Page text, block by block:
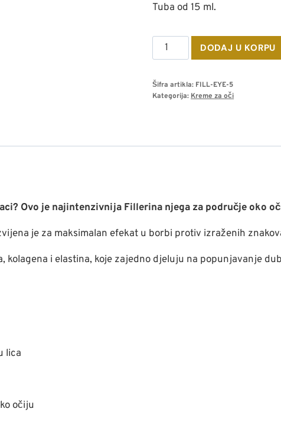
Tuba od 15 ml.
Količina
Fillerina
Densifying
–
5
DODAJ U KORPU
Šifra artikla: FILL-EYE-5
Kategorija: Kreme za oči
Ovo je najintenzivnija Fillerina njega za područje oko
je za maksimalan efekat u borbi protiv izraženih
i elastina, koje zajedno djeluju na popunjavanje
lica
očiju